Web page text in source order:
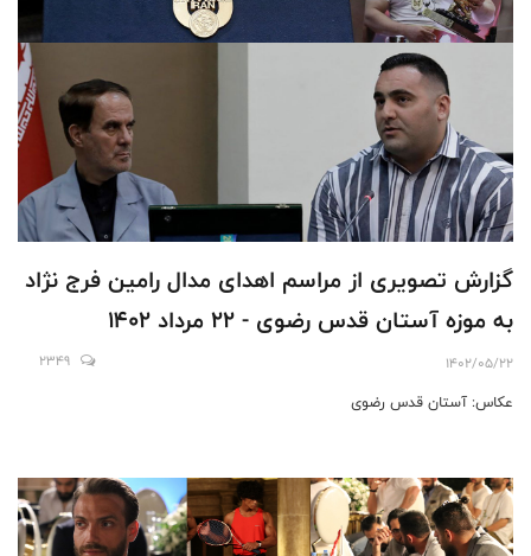
گزارش تصویری از مراسم اهدای مدال رامین فرج نژاد
به موزه آستان قدس رضوی - 22 مرداد 1402
1402/05/22
2349
عکاس: آستان قدس رضوی